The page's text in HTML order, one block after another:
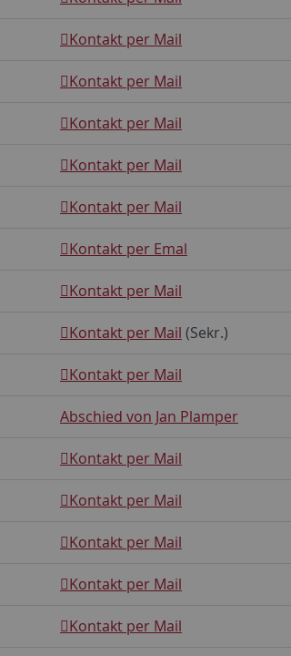
Kontakt per Mail
Kontakt per Mail
Kontakt per Mail
Kontakt per Mail
Kontakt per Mail
Kontakt per Emal
Kontakt per Mail
Kontakt per Mail (Sekr.)
Kontakt per Mail
Abschied von Jan Plamper
Kontakt per Mail
Kontakt per Mail
Kontakt per Mail
Kontakt per Mail
Kontakt per Mail